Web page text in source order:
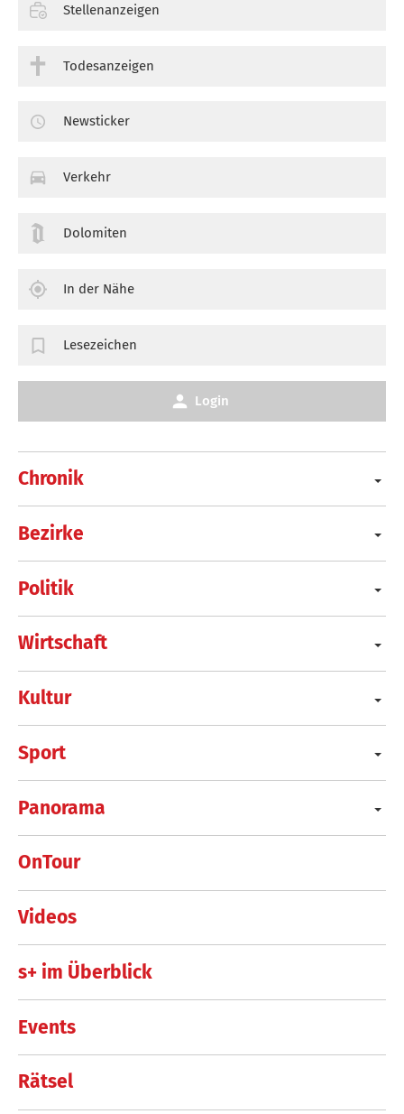
Chronik
Bezirke
Politik
Wirtschaft
Kultur
Sport
Panorama
OnTour
Videos
s+ im Überblick
Events
Rätsel
Stellenanzeigen
Todesanzeigen
Newsticker
Verkehr
Dolomiten
In der Nähe
Lesezeichen
Login